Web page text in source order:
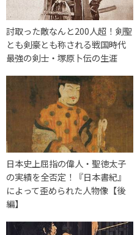
討取った敵なんと200人超！剣聖
とも剣豪とも称される戦国時代
最強の剣士・塚原卜伝の生涯
日本史上屈指の偉人・聖徳太子
の実績を全否定！『日本書紀』
によって歪められた人物像【後
編】